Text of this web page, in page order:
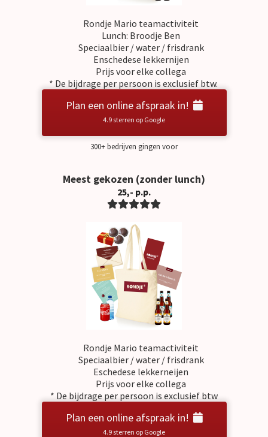
Rondje Mario teamactiviteit
Lunch: Broodje Ben
Speciaalbier / water / frisdrank
Enschedese lekkernijen
Prijs voor elke collega
* De bijdrage per persoon is exclusief btw.
Plan een online afspraak in!
4.9 sterren op Google
300+ bedrijven gingen voor
Meest gekozen (zonder lunch)
25,- p.p.
Rondje Mario teamactiviteit
Speciaalbier / water / frisdrank
Eschedese lekkerneijen
Prijs voor elke collega
* De bijdrage per persoon is exclusief btw
Plan een online afspraak in!
4.9 sterren op Google